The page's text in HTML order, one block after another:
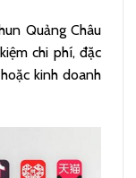
Quảng Châu
chi phí, đặc
kinh doanh